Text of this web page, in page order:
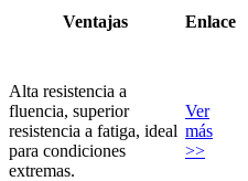
Ventajas Enlace
Alta resistencia a
fluencia, superior
resistencia a fatiga, ideal
para condiciones
extremas.
Ver
más
>>